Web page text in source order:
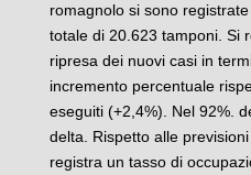
romagnolo si sono
totale di 20.623 tamponi. Si
ripresa dei nuovi casi in
incremento percentuale
eseguiti (+2,4%). Nel 92%.
delta. Rispetto alle
registra un tasso di